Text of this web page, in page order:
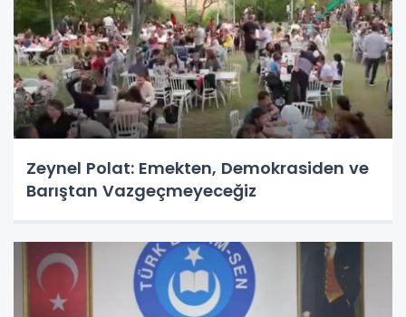
Zeynel Polat: Emekten, Demokrasiden ve
Barıştan Vazgeçmeyeceğiz